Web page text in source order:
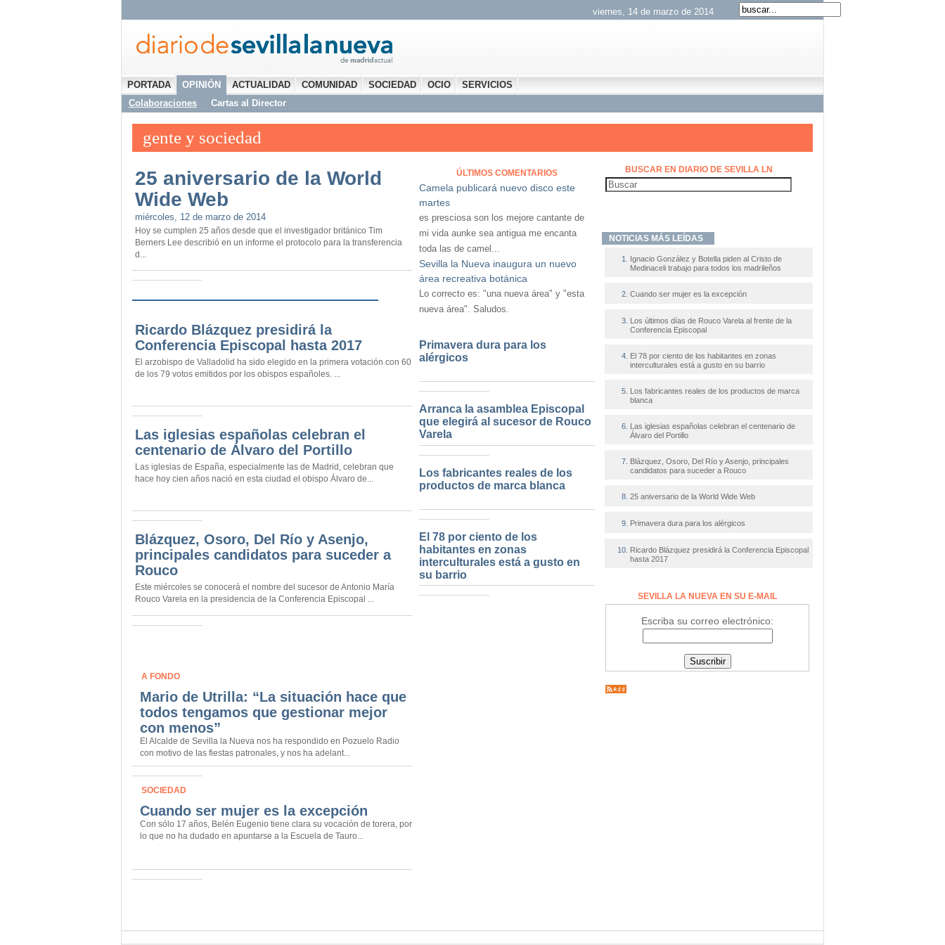
viernes, 14 de marzo de 2014
PORTADA
OPINIÓN
Colaboraciones
Cartas al Director
ACTUALIDAD COMUNIDAD SOCIEDAD OCIO SERVICIOS
gente y sociedad
25 aniversario de la World
Wide Web
miércoles, 12 de marzo de 2014
Hoy se cumplen 25 años desde que el investigador británico Tim
Berners Lee describió en un informe el protocolo para la transferencia
d...
Ricardo Blázquez presidirá la
Conferencia Episcopal hasta 2017
El arzobispo de Valladolid ha sido elegido en la primera votación con 60
de los 79 votos emitidos por los obispos españoles. ...
Las iglesias españolas celebran el
centenario de Álvaro del Portillo
Las iglesias de España, especialmente las de Madrid, celebran que
hace hoy cien años nació en esta ciudad el obispo Álvaro de...
Blázquez, Osoro, Del Río y Asenjo,
principales candidatos para suceder a
Rouco
Este miércoles se conocerá el nombre del sucesor de Antonio María
Rouco Varela en la presidencia de la Conferencia Episcopal ...
A FONDO
Mario de Utrilla: “La situación hace que
todos tengamos que gestionar mejor
con menos”
El Alcalde de Sevilla la Nueva nos ha respondido en Pozuelo Radio
con motivo de las fiestas patronales, y nos ha adelant...
SOCIEDAD
Cuando ser mujer es la excepción
Con sólo 17 años, Belén Eugenio tiene clara su vocación de torera, por
lo que no ha dudado en apuntarse a la Escuela de Tauro...
ÚLTIMOS COMENTARIOS
Camela publicará nuevo disco este
martes
es presciosa son los mejore cantante de
mi vida aunke sea antigua me encanta
toda las de camel...
Sevilla la Nueva inaugura un nuevo
área recreativa botánica
Lo correcto es: "una nueva área" y "esta
nueva área". Saludos.
Primavera dura para los
alérgicos
Arranca la asamblea Episcopal
que elegirá al sucesor de Rouco
Varela
Los fabricantes reales de los
productos de marca blanca
El 78 por ciento de los
habitantes en zonas
interculturales está a gusto en
su barrio
BUSCAR EN DIARIO DE SEVILLA LN
NOTICIAS MÁS LEÍDAS
Ignacio González y Botella piden al Cristo de
Medinaceli trabajo para todos los madrileños
Cuando ser mujer es la excepción
Los últimos días de Rouco Varela al frente de la
Conferencia Episcopal
El 78 por ciento de los habitantes en zonas
interculturales está a gusto en su barrio
Los fabricantes reales de los productos de marca
blanca
Las iglesias españolas celebran el centenario de
Álvaro del Portillo
Blázquez, Osoro, Del Río y Asenjo, principales
candidatos para suceder a Rouco
25 aniversario de la World Wide Web
Primavera dura para los alérgicos
Ricardo Blázquez presidirá la Conferencia Episcopal
hasta 2017
SEVILLA LA NUEVA EN SU E-MAIL
Escriba su correo electrónico: